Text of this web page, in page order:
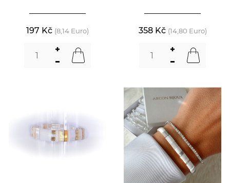
197 Kč (8,14 Euro) 358 Kč (14,80 Euro)